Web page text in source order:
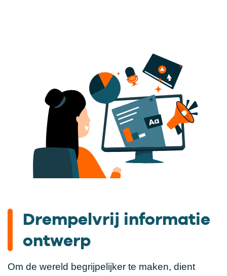
Drempelvrij informatie
ontwerp
Om de wereld begrijpelijker te maken, dient